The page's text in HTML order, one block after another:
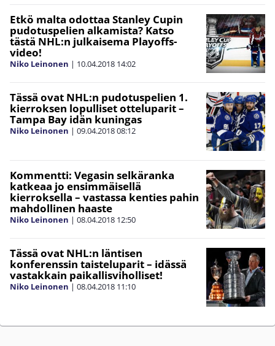
Etkö malta odottaa Stanley Cupin
pudotuspelien alkamista? Katso
tästä NHL:n julkaisema Playoffs-
video!
Niko Leinonen | 10.04.2018 14:02
Tässä ovat NHL:n pudotuspelien 1.
kierroksen lopulliset otteluparit –
Tampa Bay idän kuningas
Niko Leinonen | 09.04.201808:12
Kommentti: Vegasin selkäranka
katkeaa jo ensimmäisellä
kierroksella – vastassa kenties pahin
mahdollinen haaste
Niko Leinonen | 08.04.2018 12:50
Tässä ovat NHL:n läntisen
konferenssin taisteluparit – idässä
vastakkain paikallisviholliset!
Niko Leinonen | 08.04.2018 11:10